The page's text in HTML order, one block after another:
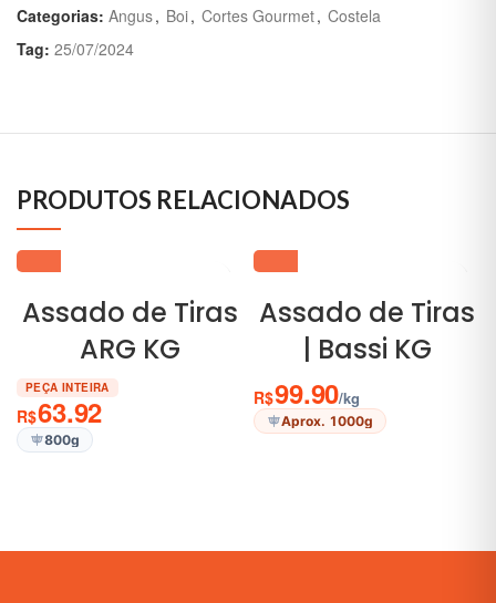
Categorias: Angus, Boi, Cortes Gourmet, Costela
Tag: 25/07/2024
PRODUTOS RELACIONADOS
Assado de Tiras
ARG KG
PEÇA INTEIRA
R$63.92
800g
Assado de Tiras
| Bassi KG
R$99.90/kg
Aprox. 1000g